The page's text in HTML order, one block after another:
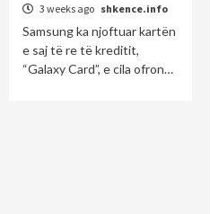
3 weeks ago shkence.info
Samsung ka njoftuar kartën
e saj të re të kreditit,
“Galaxy Card”, e cila ofron…